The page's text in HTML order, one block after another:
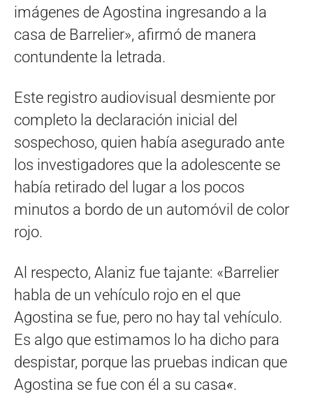
imágenes de Agostina ingresando a la
casa de Barrelier», afirmó de manera
contundente la letrada.
Este registro audiovisual desmiente por
completo la declaración inicial del
sospechoso, quien había asegurado ante
los investigadores que la adolescente se
había retirado del lugar a los pocos
minutos a bordo de un automóvil de color
rojo.
Al respecto, Alaniz fue tajante: «Barrelier
habla de un vehículo rojo en el que
Agostina se fue, pero no hay tal vehículo.
Es algo que estimamos lo ha dicho para
despistar, porque las pruebas indican que
Agostina se fue con él a su casa«.